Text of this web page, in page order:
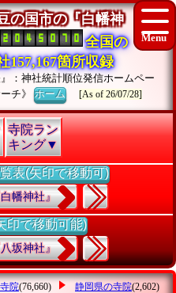
の国市の『白幡神
全国の
157,167箇所収録
』：神社統計順位発信ホームペー
ーチ》ホーム [As of 26/07/28]
寺院ラン
キング▼
表(矢印で移動可)
幡神社』
印で移動可能)
坂神社』
院(76,660) 静岡県の寺院(2,602)